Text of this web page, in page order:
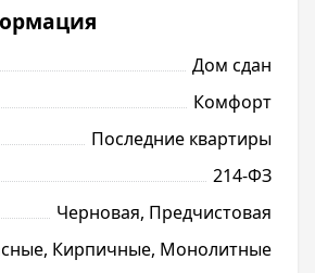
Дом сдан
Комфорт
Последние квартиры
214-ФЗ
Черновая, Предчистовая
Кирпичные, Монолитные